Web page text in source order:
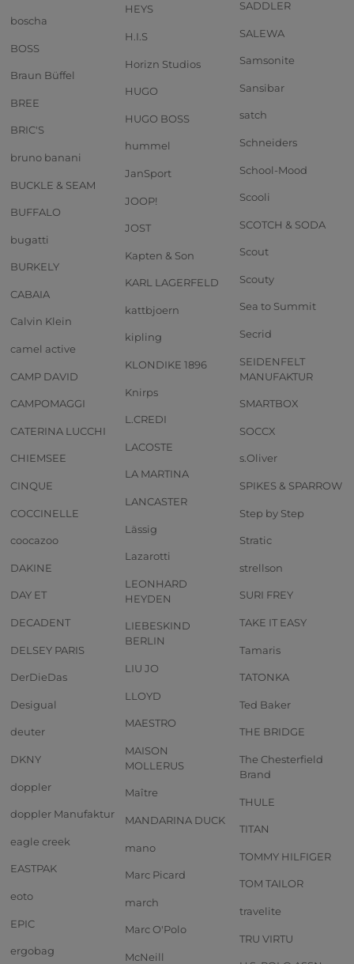
boscha
BOSS
Braun Büffel
BREE
BRIC'S
bruno banani
BUCKLE & SEAM
BUFFALO
bugatti
BURKELY
CABAIA
Calvin Klein
camel active
CAMP DAVID
CAMPOMAGGI
CATERINA LUCCHI
CHIEMSEE
CINQUE
COCCINELLE
coocazoo
DAKINE
DAY ET
DECADENT
DELSEY PARIS
DerDieDas
Desigual
deuter
DKNY
doppler
doppler Manufaktur
eagle creek
EASTPAK
eoto
EPIC
ergobag
HEYS
H.I.S
Horizn Studios
HUGO
HUGO BOSS
hummel
JanSport
JOOP!
JOST
Kapten & Son
KARL LAGERFELD
kattbjoern
kipling
KLONDIKE 1896
Knirps
L.CREDI
LACOSTE
LA MARTINA
LANCASTER
Lässig
Lazarotti
LEONHARD
HEYDEN
LIEBESKIND
BERLIN
LIU JO
LLOYD
MAESTRO
MAISON
MOLLERUS
Maître
MANDARINA DUCK
mano
Marc Picard
march
Marc O'Polo
McNeill
SADDLER
SALEWA
Samsonite
Sansibar
satch
Schneiders
School-Mood
Scooli
SCOTCH & SODA
Scout
Scouty
Sea to Summit
Secrid
SEIDENFELT
MANUFAKTUR
SMARTBOX
SOCCX
s.Oliver
SPIKES & SPARROW
Step by Step
Stratic
strellson
SURI FREY
TAKE IT EASY
Tamaris
TATONKA
Ted Baker
THE BRIDGE
The Chesterfield
Brand
THULE
TITAN
TOMMY HILFIGER
TOM TAILOR
travelite
TRU VIRTU